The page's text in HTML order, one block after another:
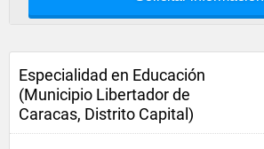
Especialidad en Educación
(Municipio Libertador de
Caracas, Distrito Capital)